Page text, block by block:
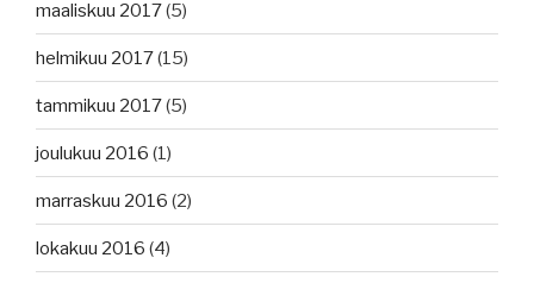
maaliskuu 2017(5)
helmikuu 2017(15)
tammikuu 2017(5)
joulukuu 2016 (1)
marraskuu 2016 (2)
lokakuu 2016 (4)